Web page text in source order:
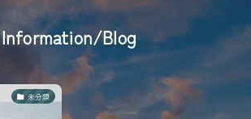
Information/Blog
未分類